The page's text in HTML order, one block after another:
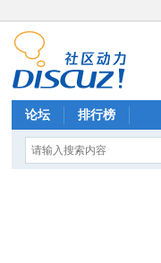
论坛 排行榜